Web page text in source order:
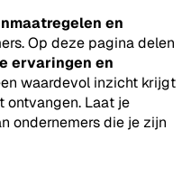
en
Op deze pagina delen
ervaringen en
waardevol inzicht krijgt
ontvangen. Laat je
ondernemers die je zijn